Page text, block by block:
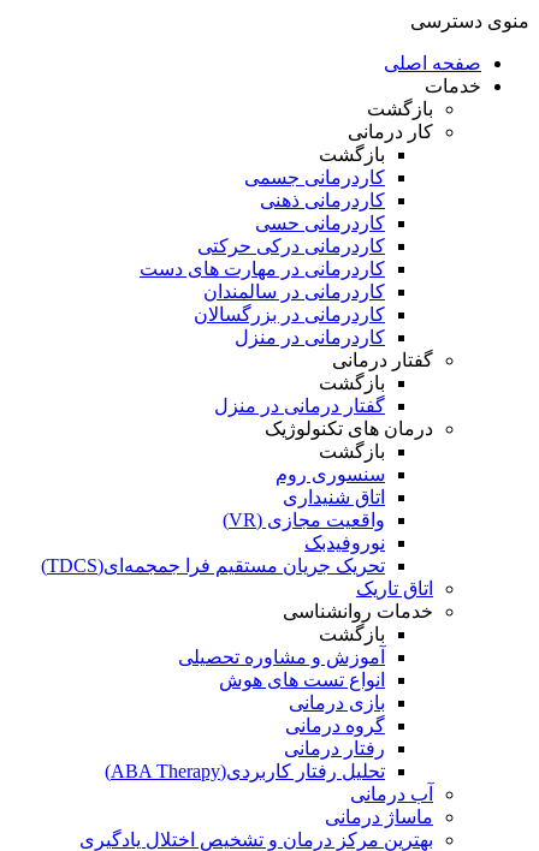
منوی دسترسی
صفحه اصلی
خدمات
بازگشت
کار درمانی
بازگشت
کاردرمانی جسمی
کاردرمانی ذهنی
کاردرمانی حسی
کاردرمانی درکی حرکتی
کاردرمانی در مهارت های دست
کاردرمانی در سالمندان
کاردرمانی در بزرگسالان
کاردرمانی در منزل
گفتار درمانی
بازگشت
گفتار درمانی در منزل
درمان های تکنولوژیک
بازگشت
سنسوری روم
اتاق شنیداری
واقعیت مجازی (VR)
نوروفیدبک
تحریک جریان مستقیم فرا جمجمه‌ای(TDCS)
اتاق تاریک
خدمات روانشناسی
بازگشت
آموزش و مشاوره تحصیلی
انواع تست های هوش
بازی درمانی
گروه درمانی
رفتار درمانی
تحلیل رفتار کاربردی(ABA Therapy)
آب درمانی
ماساژ درمانی
بهترین مرکز درمان و تشخیص اختلال یادگیری